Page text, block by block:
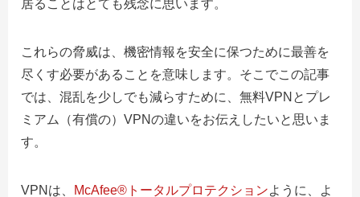
居ることはとても残念に思います。
これらの脅威は、機密情報を安全に保つために最善を
尽くす必要があることを意味します。そこでこの記事
では、混乱を少しでも減らすために、無料VPNとプレ
ミアム（有償の）VPNの違いをお伝えしたいと思いま
す。
VPNは、 McAfee®トータルプロテクションように、よ